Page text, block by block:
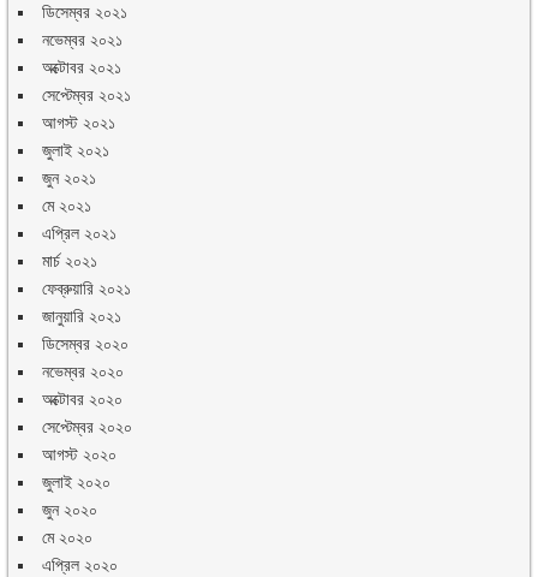
ডিসেম্বর ২০২১
নভেম্বর ২০২১
অক্টোবর ২০২১
সেপ্টেম্বর ২০২১
আগস্ট ২০২১
জুলাই ২০২১
জুন ২০২১
মে ২০২১
এপ্রিল ২০২১
মার্চ ২০২১
ফেব্রুয়ারি ২০২১
জানুয়ারি ২০২১
ডিসেম্বর ২০২০
নভেম্বর ২০২০
অক্টোবর ২০২০
সেপ্টেম্বর ২০২০
আগস্ট ২০২০
জুলাই ২০২০
জুন ২০২০
মে ২০২০
এপ্রিল ২০২০